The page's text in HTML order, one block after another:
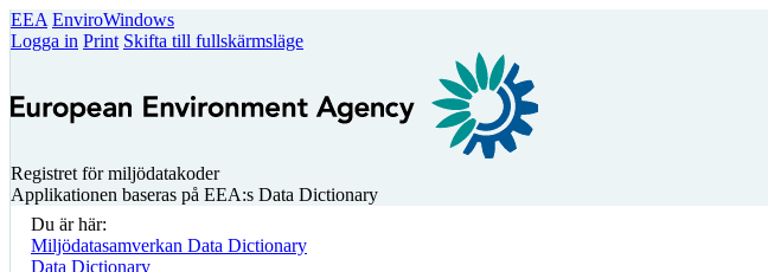
EEA EnviroWindows
Logga in Print Skifta till fullskärmsläge
Registret för miljödatakoder
Applikationen baseras på EEA:s Data Dictionary
Du är här:
Miljödatasamverkan Data Dictionary
Data Dictionary